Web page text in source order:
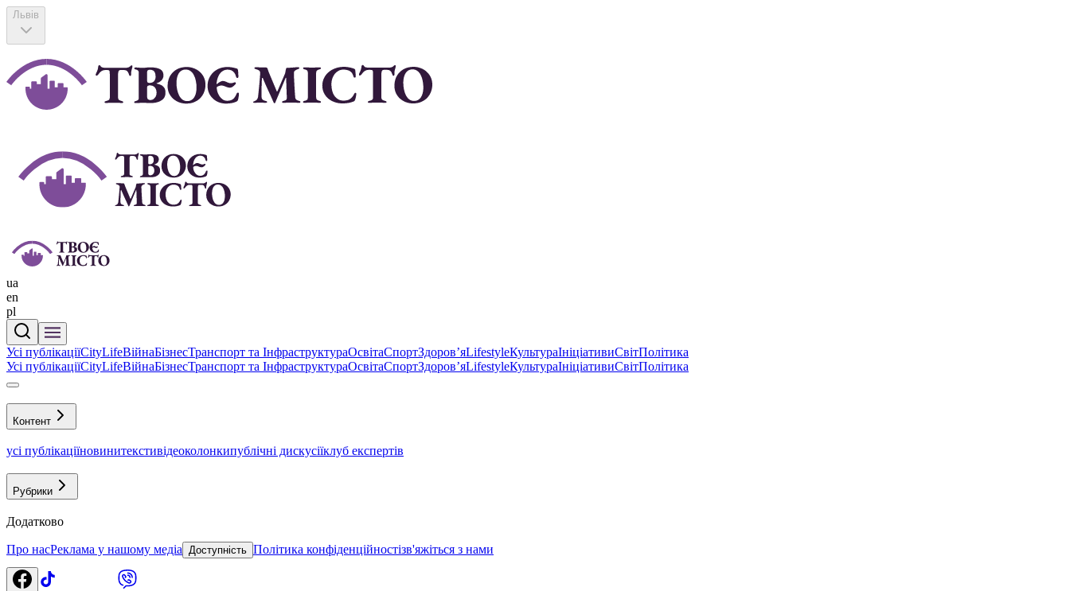
Львів
ua
en
pl
Усі публікаціїCityLifeВійнаБізнесТранспорт та ІнфраструктураОсвітаСпортЗдоровʼяLifestyleКультураІніціативиСвітПолітика
Усі публікаціїCityLifeВійнаБізнесТранспорт та ІнфраструктураОсвітаСпортЗдоровʼяLifestyleКультураІніціативиСвітПолітика
Контент
усі публікаціїновинитекстивідеоколонкипублічні дискусіїклуб експертів
Рубрики
Додатково
Про насРеклама у нашому медіа Доступність Політика конфіденційностізв'яжіться з нами